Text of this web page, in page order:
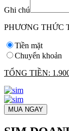
Ghi chú
PHƯƠNG THỨC
Tiền mặt
Chuyển khoản
TỔNG TIỀN:
MUA NGAY